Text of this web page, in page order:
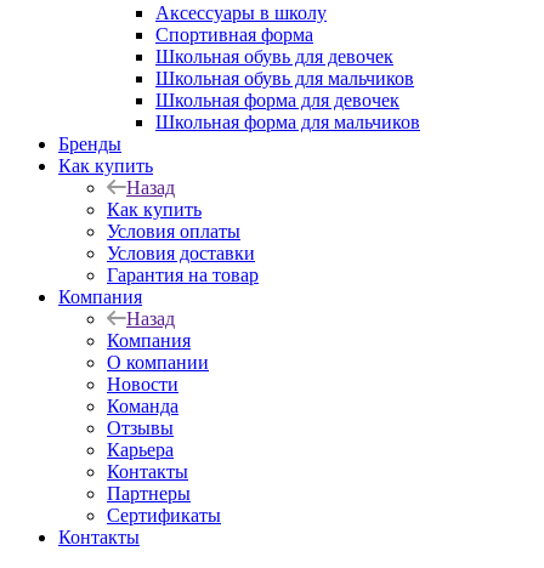
Аксессуары в школу
Спортивная форма
Школьная обувь для девочек
Школьная обувь для мальчиков
Школьная форма для девочек
Школьная форма для мальчиков
Бренды
Как купить
Назад
Как купить
Условия оплаты
Условия доставки
Гарантия на товар
Компания
Назад
Компания
О компании
Новости
Команда
Отзывы
Карьера
Контакты
Партнеры
Сертификаты
Контакты